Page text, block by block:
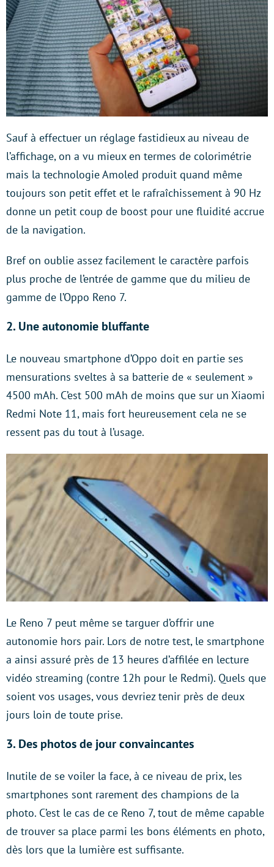
Sauf à effectuer un réglage fastidieux au niveau de
l’affichage, on a vu mieux en termes de colorimétrie
mais la technologie Amoled produit quand même
toujours son petit effet et le rafraîchissement à 90 Hz
donne un petit coup de boost pour une fluidité accrue
de la navigation.
Bref on oublie assez facilement le caractère parfois
plus proche de l’entrée de gamme que du milieu de
gamme de l’Oppo Reno 7.
2. Une autonomie bluffante
Le nouveau smartphone d’Oppo doit en partie ses
mensurations sveltes à sa batterie de « seulement »
4500 mAh. C’est 500 mAh de moins que sur un Xiaomi
Redmi Note 11, mais fort heureusement cela ne se
ressent pas du tout à l’usage.
Le Reno 7 peut même se targuer d’offrir une
autonomie hors pair. Lors de notre test, le smartphone
a ainsi assuré près de 13 heures d’affilée en lecture
vidéo streaming (contre 12h pour le Redmi). Quels que
soient vos usages, vous devriez tenir près de deux
jours loin de toute prise.
3. Des photos de jour convaincantes
Inutile de se voiler la face, à ce niveau de prix, les
smartphones sont rarement des champions de la
photo. C’est le cas de ce Reno 7, tout de même capable
de trouver sa place parmi les bons éléments en photo,
dès lors que la lumière est suffisante.